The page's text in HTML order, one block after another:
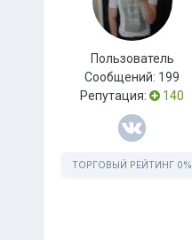
Пользователь
Сообщений: 199
Репутация:
140
ТОРГОВЫЙ РЕЙТИНГ 0%